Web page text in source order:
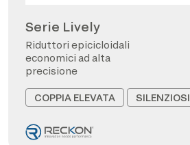
Serie Lively
Riduttori epicicloidali
economici ad alta
precisione
COPPIA ELEVATA SILENZIOSI